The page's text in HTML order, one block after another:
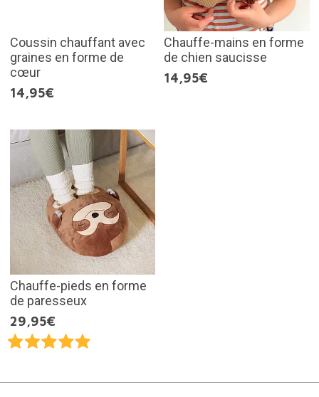
Coussin chauffant avec
graines en forme de
cœur
14,95€
Chauffe-mains en forme
de chien saucisse
14,95€
Chauffe-pieds en forme
de paresseux
29,95€